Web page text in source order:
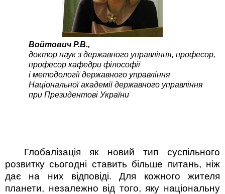
Войтович Р.В.,
доктор наук з державного управління, професор,
професор кафедри філософії
і методології державного управління
Національної академії державного управління
при Президентові України
Глобалізація як новий тип суспільного
розвитку сьогодні ставить більше питань, ніж
дає на них відповіді. Для кожного жителя
планети, незалежно від того, яку національну